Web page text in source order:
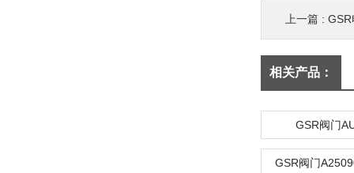
上一篇 :
相关产品：
GSR阀门
GSR阀门